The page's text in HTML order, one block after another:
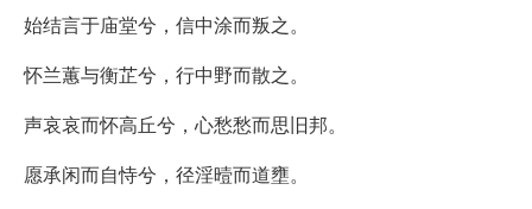
始结言于庙堂兮，信中涂而叛之。
怀兰蕙与衡芷兮，行中野而散之。
声哀哀而怀高丘兮，心愁愁而思旧邦。
愿承闲而自恃兮，径淫曀而道壅。